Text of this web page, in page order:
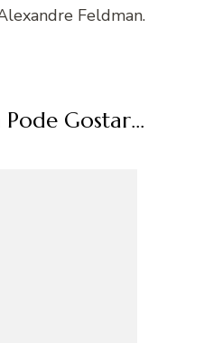
Feldman.
Gostar...